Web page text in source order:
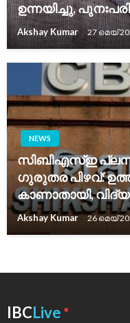
ഉന്നയിച്ചു,
Akshay Kumar 27 മെയ്‌
NEWS
സിബിഎസ്ഇ പ്ലസ്
ഗുരുതര പിഴവ്:
കാണാതായി,
Akshay Kumar 26 മെയ്‌
IBCLive ●